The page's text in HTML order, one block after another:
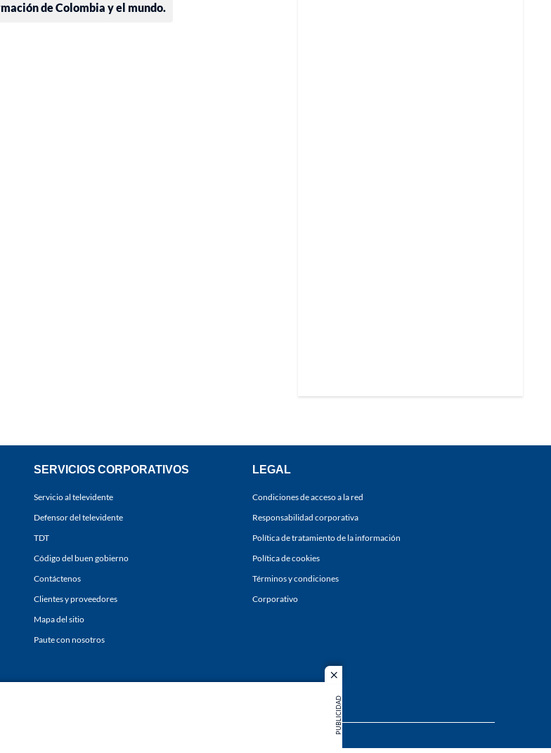
close
PUBLICIDAD
de Colombia y el mundo.
SERVICIOS CORPORATIVOS
Servicio al televidente
Defensor del televidente
TDT
Código del buen gobierno
Contáctenos
Clientes y proveedores
Mapa del sitio
Paute con nosotros
LEGAL
Condiciones de acceso a la red
Responsabilidad corporativa
Política de tratamiento de la información
Política de cookies
Términos y condiciones
Corporativo